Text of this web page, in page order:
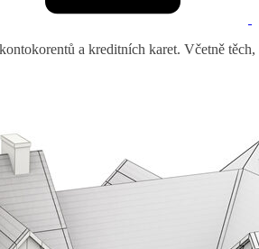
a kreditních karet. Včetně